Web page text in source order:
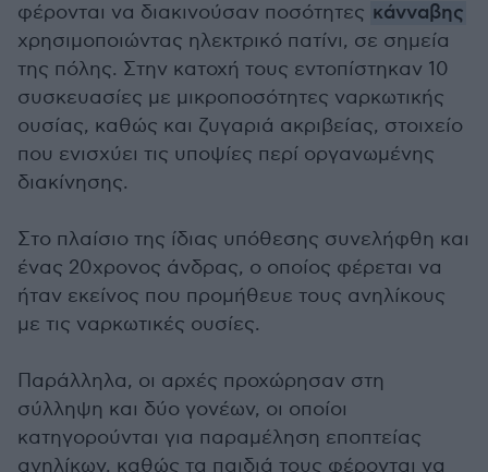
φέρονται να διακινούσαν ποσότητες κάνναβης
χρησιμοποιώντας ηλεκτρικό πατίνι, σε σημεία
της πόλης. Στην κατοχή τους εντοπίστηκαν 10
συσκευασίες με μικροποσότητες ναρκωτικής
ουσίας, καθώς και ζυγαριά ακριβείας, στοιχείο
που ενισχύει τις υποψίες περί οργανωμένης
διακίνησης.
Στο πλαίσιο της ίδιας υπόθεσης συνελήφθη και
ένας 20χρονος άνδρας, ο οποίος φέρεται να
ήταν εκείνος που προμήθευε τους ανηλίκους
με τις ναρκωτικές ουσίες.
Παράλληλα, οι αρχές προχώρησαν στη
σύλληψη και δύο γονέων, οι οποίοι
κατηγορούνται για παραμέληση εποπτείας
ανηλίκων, καθώς τα παιδιά τους φέρονται να